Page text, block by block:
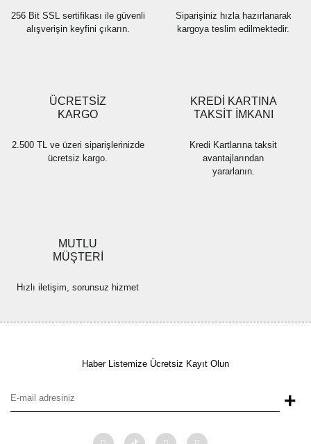
256 Bit SSL sertifikası ile güvenli
alışverişin keyfini çıkarın.
Siparişiniz hızla hazırlanarak
kargoya teslim edilmektedir.
ÜCRETSİZ
KARGO
2.500 TL ve üzeri siparişlerinizde
ücretsiz kargo.
KREDİ KARTINA
TAKSİT İMKANI
Kredi Kartlarına taksit
avantajlarından
yararlanın.
MUTLU
MÜŞTERİ
Hızlı iletişim, sorunsuz hizmet
Haber Listemize Ücretsiz Kayıt Olun
+